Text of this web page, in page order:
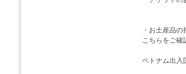
・お土産品
こちらをご確
ベトナム出入